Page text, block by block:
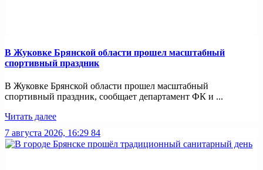
В Жуковке Брянской области прошел масштабный
спортивный праздник
В Жуковке Брянской области прошел масштабный
спортивный праздник, сообщает департамент ФК и ...
Читать далее
7 августа 2026, 16:29 84